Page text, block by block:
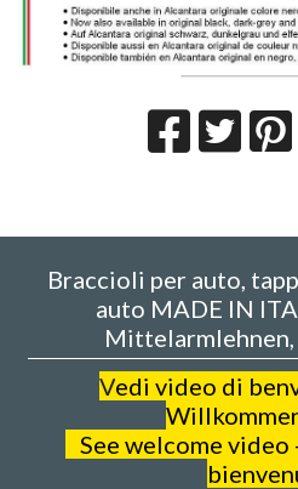
Braccioli per auto,
auto MADE IN
Vedi video di
See welcome